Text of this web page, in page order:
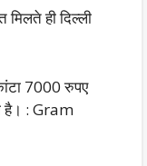
ही दिल्ली
7000 रुपए
है। : Gram